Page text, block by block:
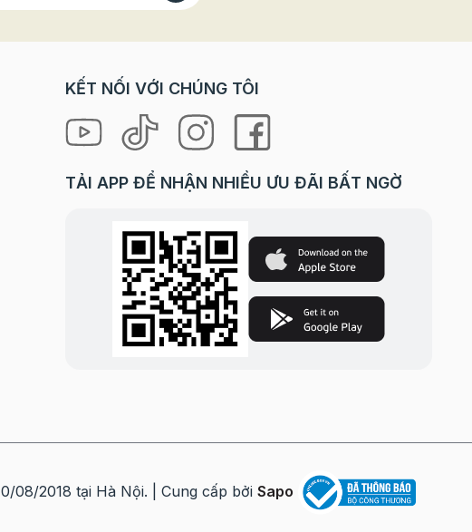
KẾT NỐI VỚI CHÚNG TÔI
TẢI APP ĐỂ NHẬN NHIỀU ƯU ĐÃI BẤT NGỜ
08/2018 tại Hà Nội. | Cung cấp bởi Sapo